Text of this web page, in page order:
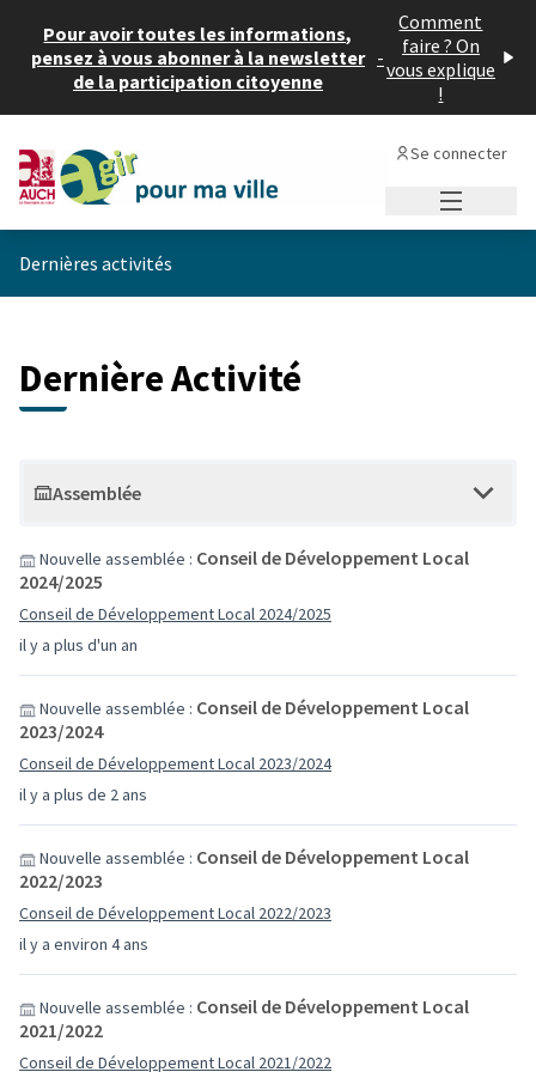
Pour avoir toutes les informations,
pensez à vous abonner à la newsletter
de la participation citoyenne
-
Comment
faire ? On
vous explique
!
Se connecter
Dernières activités
Dernière Activité
Assemblée
il y a plus d'un an
Nouvelle assemblée : Conseil de Développement Local
2024/2025
Conseil de Développement Local 2024/2025
il y a plus de 2 ans
Nouvelle assemblée : Conseil de Développement Local
2023/2024
Conseil de Développement Local 2023/2024
il y a environ 4 ans
Nouvelle assemblée : Conseil de Développement Local
2022/2023
Conseil de Développement Local 2022/2023
Nouvelle assemblée : Conseil de Développement Local
2021/2022
Conseil de Développement Local 2021/2022